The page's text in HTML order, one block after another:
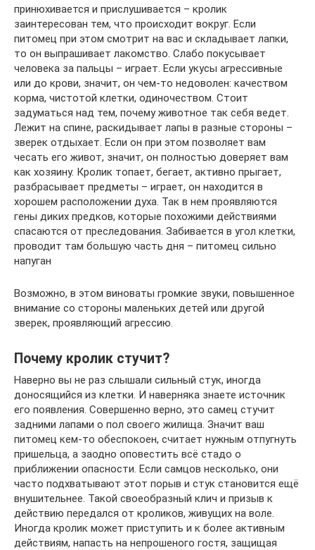
принюхивается и прислушивается – кролик
заинтересован тем, что происходит вокруг. Если
питомец при этом смотрит на вас и складывает лапки,
то он выпрашивает лакомство. Слабо покусывает
человека за пальцы – играет. Если укусы агрессивные
или до крови, значит, он чем-то недоволен: качеством
корма, чистотой клетки, одиночеством. Стоит
задуматься над тем, почему животное так себя ведет.
Лежит на спине, раскидывает лапы в разные стороны –
зверек отдыхает. Если он при этом позволяет вам
чесать его живот, значит, он полностью доверяет вам
как хозяину. Кролик топает, бегает, активно прыгает,
разбрасывает предметы – играет, он находится в
хорошем расположении духа. Так в нем проявляются
гены диких предков, которые похожими действиями
спасаются от преследования. Забивается в угол клетки,
проводит там большую часть дня – питомец сильно
напуган
Возможно, в этом виноваты громкие звуки, повышенное
внимание со стороны маленьких детей или другой
зверек, проявляющий агрессию.
Почему кролик стучит?
Наверно вы не раз слышали сильный стук, иногда
доносящийся из клетки. И наверняка знаете источник
его появления. Совершенно верно, это самец стучит
задними лапами о пол своего жилища. Значит ваш
питомец кем-то обеспокоен, считает нужным отпугнуть
пришельца, а заодно оповестить всё стадо о
приближении опасности. Если самцов несколько, они
часто подхватывают этот порыв и стук становится ещё
внушительнее. Такой своеобразный клич и призыв к
действию передался от кроликов, живущих на воле.
Иногда кролик может приступить и к более активным
действиям, напасть на непрошеного гостя, защищая